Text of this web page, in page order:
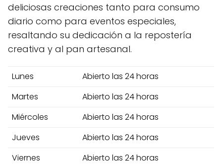
deliciosas creaciones tanto para consumo
diario como para eventos especiales,
resaltando su dedicación a la repostería
creativa y al pan artesanal.
Lunes
Abierto las 24 horas
Martes
Abierto las 24 horas
Miércoles
Abierto las 24 horas
Jueves
Abierto las 24 horas
Viernes
Abierto las 24 horas